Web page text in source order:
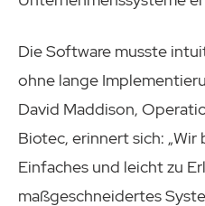
Die Software musste
ohne lange
David Maddison,
Biotec, erinnert sich:
Einfaches und leicht zu
maßgeschneidertes